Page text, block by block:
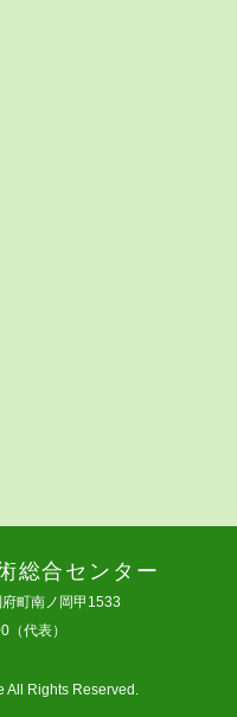
総合センター
町南ノ岡甲1533
代表）
All Rights Reserved.